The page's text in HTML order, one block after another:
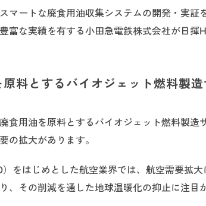
マートな廃食用油収集システムの開発・実
富な実績を有する小田急電鉄株式会社が日揮
原料とするバイオジェット燃料製
食用油を原料とするバイオジェット燃料製造
の拡大があります。
）をはじめとした航空業界では、航空需要拡
、その削減を通した地球温暖化の抑止に注目